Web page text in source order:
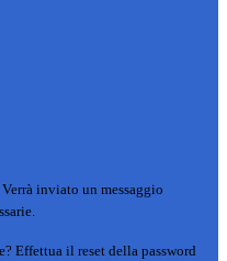
Verrà inviato un messaggio
Effettua il reset della password